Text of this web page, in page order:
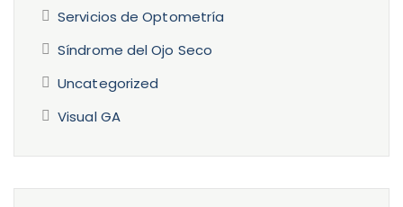
Servicios de Optometría
Síndrome del Ojo Seco
Uncategorized
Visual GA